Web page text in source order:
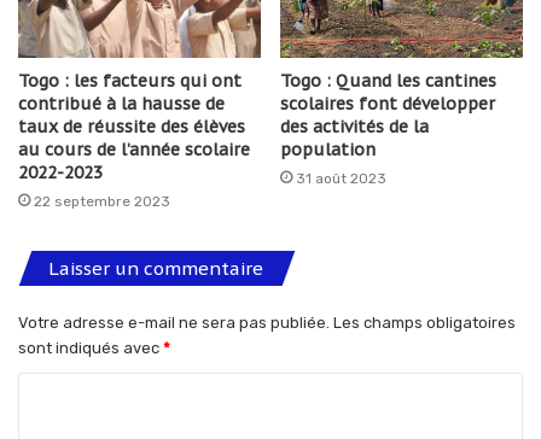
Togo : les facteurs qui ont
contribué à la hausse de
taux de réussite des élèves
au cours de l’année scolaire
2022-2023
22 septembre 2023
Togo : Quand les cantines
scolaires font développer
des activités de la
population
31 août 2023
Laisser un commentaire
Votre adresse e-mail ne sera pas publiée. Les champs obligatoires
sont indiqués avec *